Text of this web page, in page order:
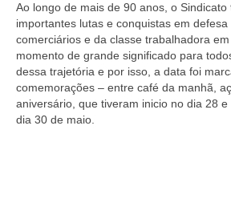
Ao longo de mais de 90 anos, o
importantes lutas e conquistas em
comerciários e da classe trabalhadora
momento de grande significado para
dessa trajetória e por isso, a data foi
comemorações – entre café da manhã,
aniversário, que tiveram inicio no dia 28
dia 30 de maio.